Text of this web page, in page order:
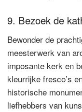
9. Bezoek de
Bewonder de
meesterwerk van
imposante kerk en
kleurrijke fresco’s
historische
liefhebbers van